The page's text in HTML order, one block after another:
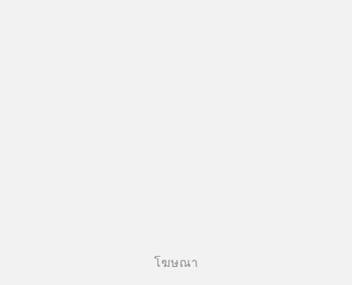
โฆษณา